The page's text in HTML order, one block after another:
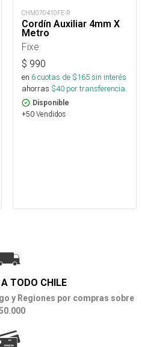
CHM070410FE-R
Cordín Auxiliar 4mm X
Metro
Fixe
$ 990
en 6cuotas de $165sin interés
ahorras $40 por transferencia.
Disponible
+50 Vendidos
TODO CHILE
y Regiones por compras sobre